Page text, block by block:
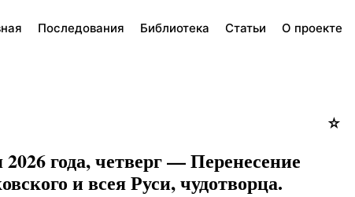
Последования Библиотека Статьи О проекте
☆
года, четверг — Перенесение
и всея Руси, чудотворца.